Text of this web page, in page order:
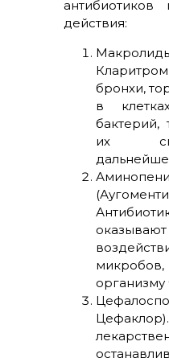
антибиотиков
действия:
бронхи,
в
их
микробов,
организму